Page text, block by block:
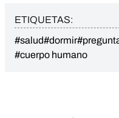
ETIQUETAS:
#salud#dormir
#cuerpo humano